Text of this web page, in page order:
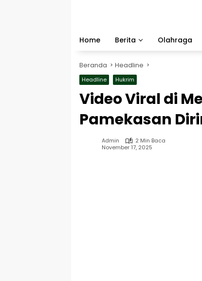
Home
Berita Olahraga
Beranda Headline
Headline Hukrim
Video Viral di
Pamekasan
Admin
2 Min Baca
November 17, 2025